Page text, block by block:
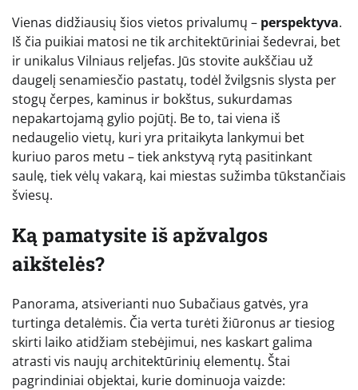
Vienas didžiausių šios vietos privalumų – perspektyva.
Iš čia puikiai matosi ne tik architektūriniai šedevrai, bet
ir unikalus Vilniaus reljefas. Jūs stovite aukščiau už
daugelį senamiesčio pastatų, todėl žvilgsnis slysta per
stogų čerpes, kaminus ir bokštus, sukurdamas
nepakartojamą gylio pojūtį. Be to, tai viena iš
nedaugelio vietų, kuri yra pritaikyta lankymui bet
kuriuo paros metu – tiek ankstyvą rytą pasitinkant
saulę, tiek vėlų vakarą, kai miestas sužimba tūkstančiais
šviesų.
Ką pamatysite iš apžvalgos
aikštelės?
Panorama, atsiverianti nuo Subačiaus gatvės, yra
turtinga detalėmis. Čia verta turėti žiūronus ar tiesiog
skirti laiko atidžiam stebėjimui, nes kaskart galima
atrasti vis naujų architektūrinių elementų. Štai
pagrindiniai objektai, kurie dominuoja vaizde: